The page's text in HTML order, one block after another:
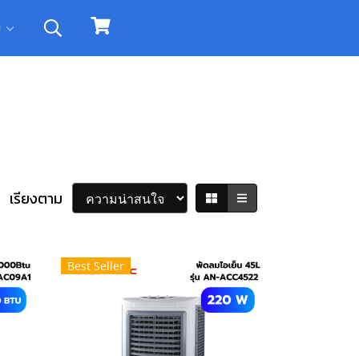
เรียงตาม
Best Seller